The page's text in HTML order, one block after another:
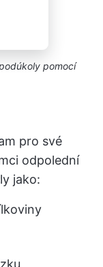
pomocí
pro své
odpolední
jako: